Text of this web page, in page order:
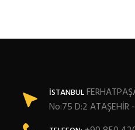
İSTANBUL
No:75 D:2 ATAŞEHİR